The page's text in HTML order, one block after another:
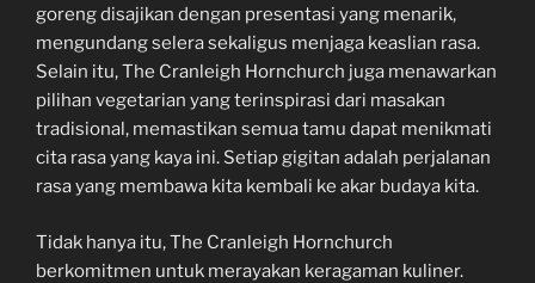
goreng disajikan dengan presentasi yang menarik,
mengundang selera sekaligus menjaga keaslian rasa.
Selain itu, The Cranleigh Hornchurch juga menawarkan
pilihan vegetarian yang terinspirasi dari masakan
tradisional, memastikan semua tamu dapat menikmati
cita rasa yang kaya ini. Setiap gigitan adalah perjalanan
rasa yang membawa kita kembali ke akar budaya kita.
Tidak hanya itu, The Cranleigh Hornchurch
berkomitmen untuk merayakan keragaman kuliner.